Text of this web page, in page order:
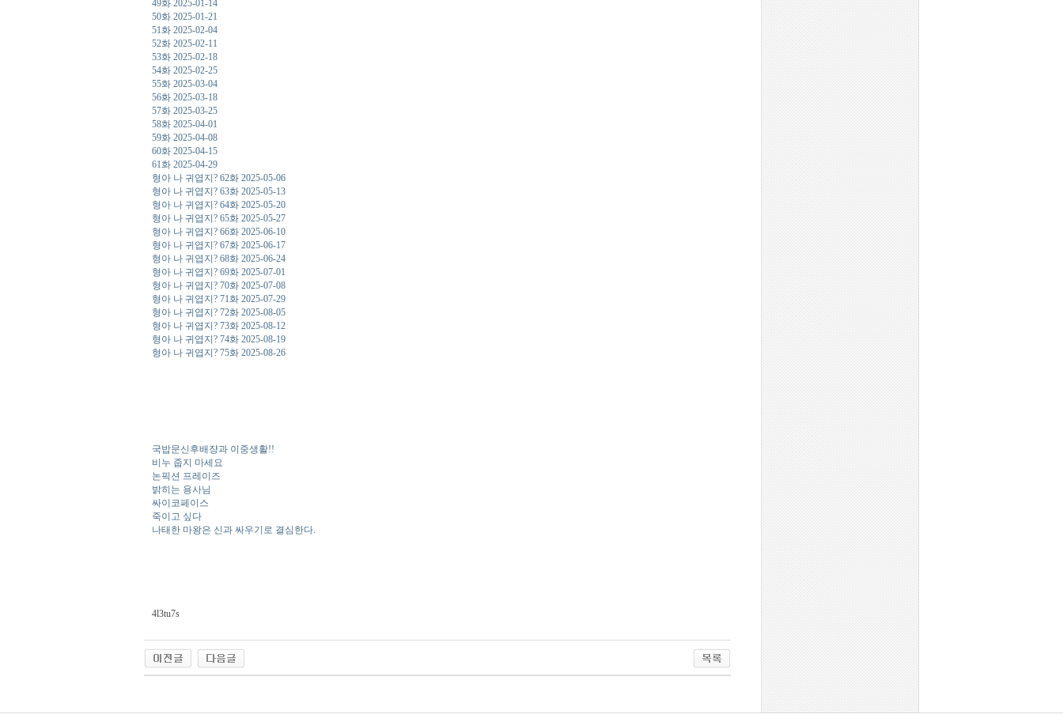
49화 2025-01-14
50화 2025-01-21
51화 2025-02-04
52화 2025-02-11
53화 2025-02-18
54화 2025-02-25
55화 2025-03-04
56화 2025-03-18
57화 2025-03-25
58화 2025-04-01
59화 2025-04-08
60화 2025-04-15
61화 2025-04-29
형아 나 귀엽지? 62화 2025-05-06
형아 나 귀엽지? 63화 2025-05-13
형아 나 귀엽지? 64화 2025-05-20
형아 나 귀엽지? 65화 2025-05-27
형아 나 귀엽지? 66화 2025-06-10
형아 나 귀엽지? 67화 2025-06-17
형아 나 귀엽지? 68화 2025-06-24
형아 나 귀엽지? 69화 2025-07-01
형아 나 귀엽지? 70화 2025-07-08
형아 나 귀엽지? 71화 2025-07-29
형아 나 귀엽지? 72화 2025-08-05
형아 나 귀엽지? 73화 2025-08-12
형아 나 귀엽지? 74화 2025-08-19
형아 나 귀엽지? 75화 2025-08-26
국밥문신후배쟝과 이중생활!!
비누 줍지 마세요
논픽션 프레이즈
밝히는 용사님
싸이코페이스
죽이고 싶다
나태한 마왕은 신과 싸우기로 결심한다.
4l3tu7s